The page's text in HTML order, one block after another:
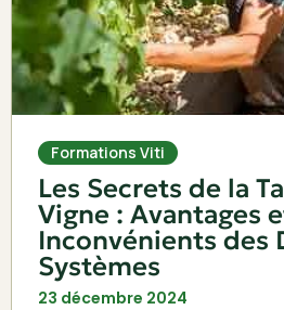
Formations Viti
Les Secrets de la
Vigne : Avantages
Inconvénients des
Systèmes
23 décembre 2024